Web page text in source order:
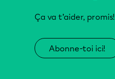
Ça va t’aider, promis!
Abonne-toi ici!